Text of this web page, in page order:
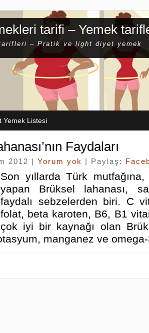
tarifi – Yemek
– Pratik ve light diyet yemek
Yemek Listesi
Faydaları
2012 | Yorum yok | Paylaş:
Son yıllarda Türk
yapan Brüksel lahanası,
faydalı sebzelerden biri. C
folat, beta karoten, B6, B1
çok iyi bir kaynağı olan
manganez ve